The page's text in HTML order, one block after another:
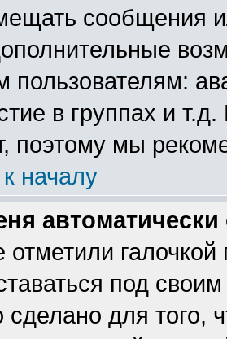
сообщения
пользователям:
в группах и
поэтому мы
началу
автоматически
галочкой
под
для того,